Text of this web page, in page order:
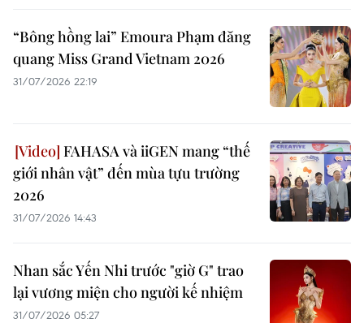
“Bông hồng lai” Emoura Phạm đăng
quang Miss Grand Vietnam 2026
31/07/2026 22:19
FAHASA và iiGEN mang “thế
giới nhân vật” đến mùa tựu trường
2026
31/07/2026 14:43
Nhan sắc Yến Nhi trước "giờ G" trao
lại vương miện cho người kế nhiệm
31/07/2026 05:27